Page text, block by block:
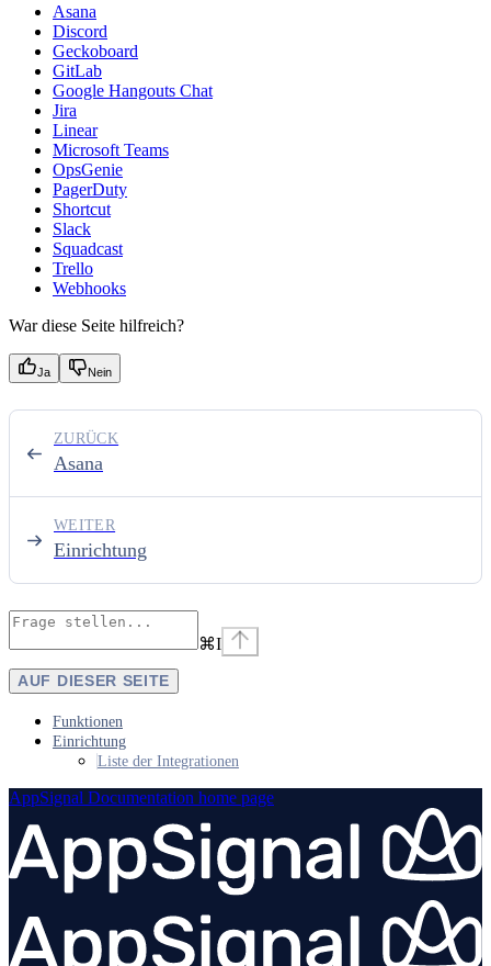
Asana
Discord
Geckoboard
GitLab
Google Hangouts Chat
Jira
Linear
Microsoft Teams
OpsGenie
PagerDuty
Shortcut
Slack
Squadcast
Trello
Webhooks
War diese Seite hilfreich?
Ja Nein
Asana
ZURÜCK
Einrichtung
WEITER
⌘I
AUF DIESER SEITE
Funktionen
Einrichtung
Liste der Integrationen
AppSignal Documentation home page